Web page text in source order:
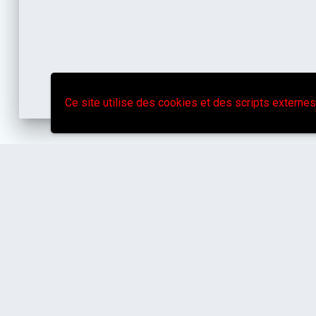
Ce site utilise des cookies et des scripts